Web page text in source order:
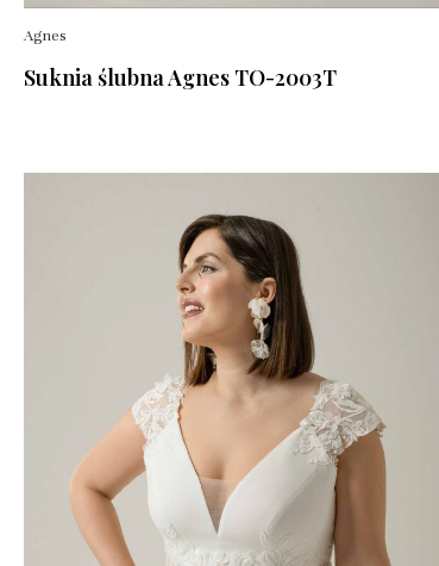
Agnes
Suknia ślubna Agnes TO-2003T